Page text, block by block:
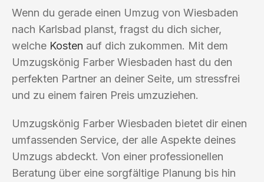
Wenn du gerade einen Umzug von Wiesbaden
nach Karlsbad planst, fragst du dich sicher,
welche Kosten auf dich zukommen. Mit dem
Umzugskönig Farber Wiesbaden hast du den
perfekten Partner an deiner Seite, um stressfrei
und zu einem fairen Preis umzuziehen.
Umzugskönig Farber Wiesbaden bietet dir einen
umfassenden Service, der alle Aspekte deines
Umzugs abdeckt. Von einer professionellen
Beratung über eine sorgfältige Planung bis hin